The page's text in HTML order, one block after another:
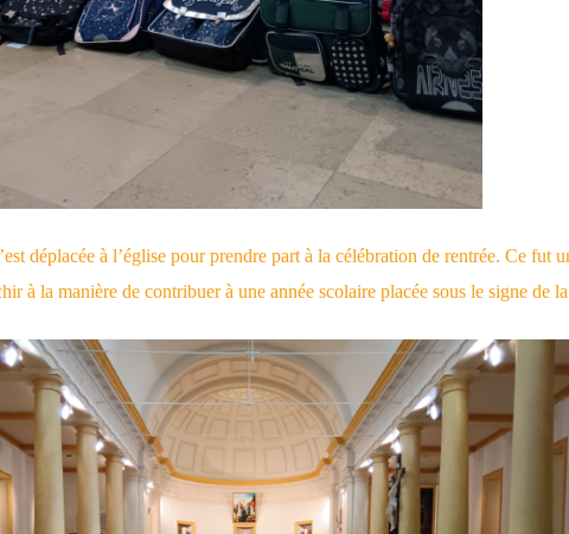
déplacée à l’église pour prendre part à la célébration de rentrée. Ce fut
à la manière de contribuer à une année scolaire placée sous le signe de